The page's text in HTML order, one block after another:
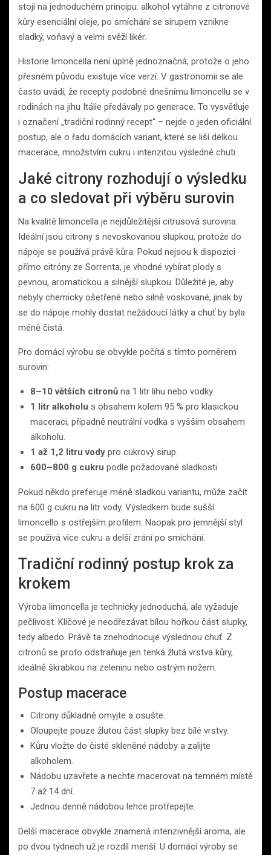
stojí na jednoduchém principu: alkohol vytáhne z citronové
kůry esenciální oleje, po smíchání se sirupem vznikne
sladký, voňavý a velmi svěží likér.
Historie limoncella není úplně jednoznačná, protože o jeho
přesném původu existuje více verzí. V gastronomii se ale
často uvádí, že recepty podobné dnešnímu limoncellu se v
rodinách na jihu Itálie předávaly po generace. To vysvětluje
i označení „tradiční rodinný recept“ – nejde o jeden oficiální
postup, ale o řadu domácích variant, které se liší délkou
macerace, množstvím cukru i intenzitou výsledné chuti.
Jaké citrony rozhodují o výsledku
a co sledovat při výběru surovin
Na kvalitě limoncella je nejdůležitější citrusová surovina.
Ideální jsou citrony s nevoskovanou slupkou, protože do
nápoje se používá právě kůra. Pokud nejsou k dispozici
přímo citróny ze Sorrenta, je vhodné vybírat plody s
pevnou, aromatickou a silnější slupkou. Důležité je, aby
nebyly chemicky ošetřené nebo silně voskované, jinak by
se do nápoje mohly dostat nežádoucí látky a chuť by byla
méně čistá.
Pro domácí výrobu se obvykle počítá s tímto poměrem
surovin:
8–10 větších citronů na 1 litr lihu nebo vodky.
1 litr alkoholu s obsahem kolem 95 % pro klasickou
maceraci, případně neutrální vodka s vyšším obsahem
alkoholu.
1 až 1,2 litru vody pro cukrový sirup.
600–800 g cukru podle požadované sladkosti.
Pokud někdo preferuje méně sladkou variantu, může začít
na 600 g cukru na litr vody. Výsledkem bude sušší
limoncello s ostřejším profilem. Naopak pro jemnější styl
se používá více cukru a delší zrání po smíchání.
Tradiční rodinný postup krok za
krokem
Výroba limoncella je technicky jednoduchá, ale vyžaduje
pečlivost. Klíčové je neodřezávat bílou hořkou část slupky,
tedy albedo. Právě ta znehodnocuje výslednou chuť. Z
citronů se proto odstraňuje jen tenká žlutá vrstva kůry,
ideálně škrabkou na zeleninu nebo ostrým nožem.
Postup macerace
Citrony důkladně omyjte a osušte.
Oloupejte pouze žlutou část slupky bez bílé vrstvy.
Kůru vložte do čisté skleněné nádoby a zalijte
alkoholem.
Nádobu uzavřete a nechte macerovat na temném místě
7 až 14 dní.
Jednou denně nádobou lehce protřepejte.
Delší macerace obvykle znamená intenzivnější aroma, ale
po dvou týdnech už je rozdíl menší. U domácí výroby se